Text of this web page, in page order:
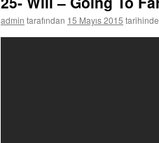
admin tarafından 15 Mayıs 2015